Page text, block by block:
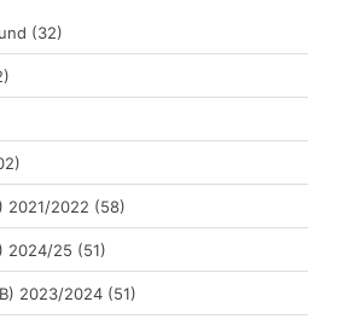
(32)
2021/2022 (58)
2024/25 (51)
2023/2024 (51)